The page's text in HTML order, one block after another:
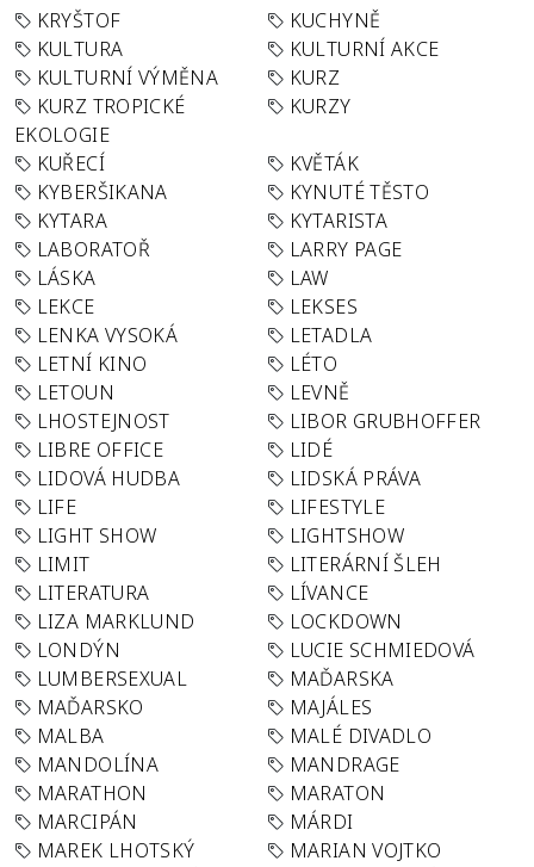
KRYŠTOF
KUCHYNĚ
KULTURA
KULTURNÍ AKCE
KULTURNÍ VÝMĚNA
KURZ
KURZ TROPICKÉ
EKOLOGIE
KURZY
KUŘECÍ
KVĚTÁK
KYBERŠIKANA
KYNUTÉ TĚSTO
KYTARA
KYTARISTA
LABORATOŘ
LARRY PAGE
LÁSKA
LAW
LEKCE
LEKSES
LENKA VYSOKÁ
LETADLA
LETNÍ KINO
LÉTO
LETOUN
LEVNĚ
LHOSTEJNOST
LIBOR GRUBHOFFER
LIBRE OFFICE
LIDÉ
LIDOVÁ HUDBA
LIDSKÁ PRÁVA
LIFE
LIFESTYLE
LIGHT SHOW
LIGHTSHOW
LIMIT
LITERÁRNÍ ŠLEH
LITERATURA
LÍVANCE
LIZA MARKLUND
LOCKDOWN
LONDÝN
LUCIE SCHMIEDOVÁ
LUMBERSEXUAL
MAĎARSKA
MAĎARSKO
MAJÁLES
MALBA
MALÉ DIVADLO
MANDOLÍNA
MANDRAGE
MARATHON
MARATON
MARCIPÁN
MÁRDI
MAREK LHOTSKÝ
MARIAN VOJTKO